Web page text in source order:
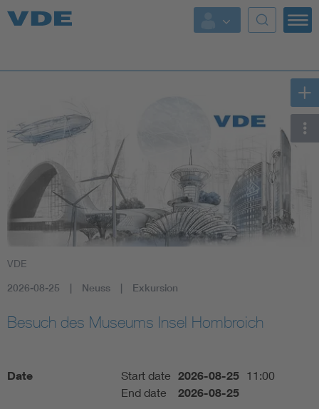
Key Topics
Key Topics
Energy
Standardization
AI & Digital Trust
Health
Consumer protection
VDE
2026-08-25 Neuss Exkursion
Besuch des Museums Insel Hombroich
Date Start date 2026-08-25 11:00
End date
2026-08-25